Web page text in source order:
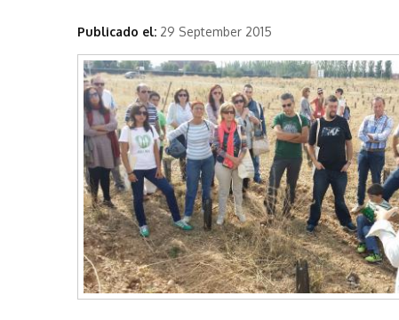
Publicado el: 29 September 2015